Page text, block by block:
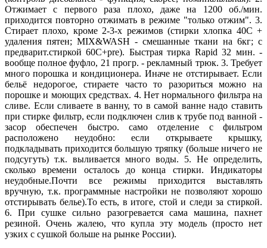
Отжимает с первого раза плохо, даже на 1200 об./мин.
приходится повторно отжимать в режиме "только отжим". 3.
Стирает плохо, кроме 2-3-х режимов (стирки хлопка 40С +
удаления пятен; MIX&WASH - смешанные ткани на 6кг; с
предварит.стиркой 60С+pre). Быстрая тирка Rapid 32 мин. -
вообще полное фуфло, 21 прогр. - рекламный трюк. 3. Требует
много порошка и кондиционера. Иначе не отстирывает. Если
бельё недорогое, стираете часто то разориться можно на
порошке и моющих средствах. 4. Нет нормального фильтра на
сливе. Если сливаете в ванну, то в самой ванне надо ставить
при стирке фильтр, если подключен слив к трубе под ванной -
засор обеспечен быстро. само отделение с фильтром
расположено неудобно: если открываете крышку,
подкладывать приходится большую тряпку (больше ничего не
подсугуть) т.к. выливается много воды. 5. Не определить,
сколько времени осталось до конца стирки. Индикаторы
неудобные.Почти все режимы приходится выставлять
вручную, т.к. программные настройки не позволяют хорошо
отстирывать белье).То есть, в итоге, стой и следи за стиркой.
6. При сушке сильно разогревается сама машина, пахнет
резиной. Очень жалею, что купла эту модель (просто нет
узких с сушкой больше на рынке России).